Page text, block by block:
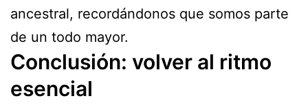
ancestral, recordándonos que somos parte
de un todo mayor.
Conclusión: volver al ritmo
esencial